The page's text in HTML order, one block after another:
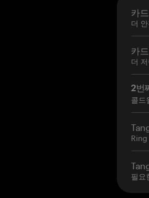
카
더
카
더
2번
콜드
필요